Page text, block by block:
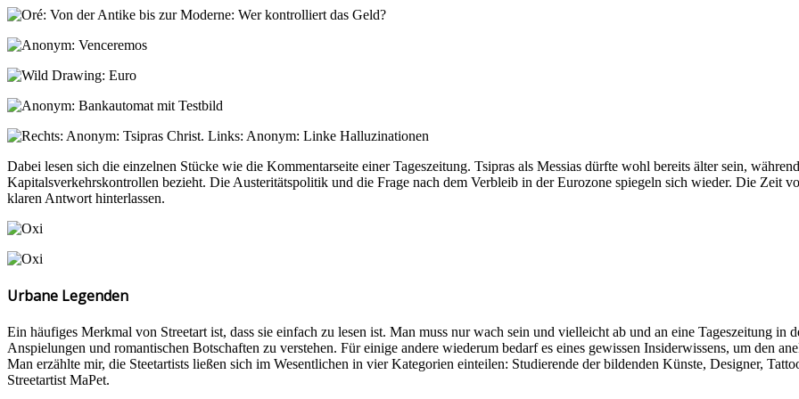
Dabei lesen sich die einzelnen Stücke wie die Kommentarseite einer Tageszeitung. Tsipras als Messias dürfte wohl bereits älter sein,
Kapitalsverkehrskontrollen bezieht. Die Austeritätspolitik und die Frage nach dem Verbleib in der Eurozone spiegeln sich wieder. Die Zeit
klaren Antwort hinterlassen.
Urbane Legenden
Ein häufiges Merkmal von Streetart ist, dass sie einfach zu lesen ist. Man muss nur wach sein und vielleicht ab und an eine Tageszeitung in
Anspielungen und romantischen Botschaften zu verstehen. Für einige andere wiederum bedarf es eines gewissen Insiderwissens, um den
Man erzählte mir, die Steetartists ließen sich im Wesentlichen in vier Kategorien einteilen: Studierende der bildenden Künste, Designer,
Streetartist MaPet.